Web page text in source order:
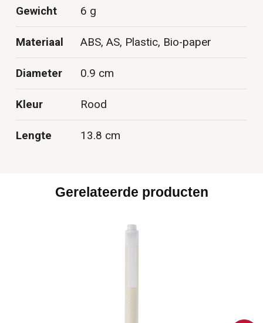
Gewicht 6 g
Materiaal ABS, AS, Plastic, Bio-paper
Diameter 0.9 cm
Kleur Rood
Lengte 13.8 cm
Gerelateerde producten